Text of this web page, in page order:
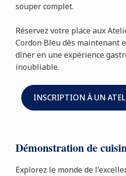
souper complet.
Réservez votre place aux
Cordon Bleu dès maintenant
dîner en une expérience
inoubliable.
INSCRIPTION À UN
Démonstration de
Explorez le monde de